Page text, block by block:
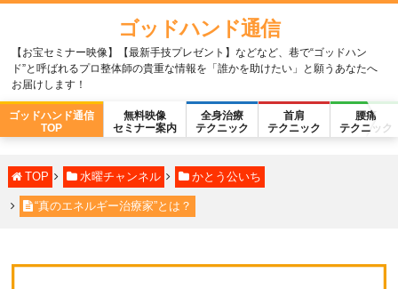
ゴッドハンド通信
【お宝セミナー映像】【最新手技プレゼント】などなど、巷で“ゴッドハン
ド”と呼ばれるプロ整体師の貴重な情報を「誰かを助けたい」と願うあなたへ
お届けします！
ゴッドハンド通信
TOP
無料映像
セミナー案内
全身治療
テクニック
首肩
テクニック
腰痛
テクニック
TOP 水曜チャンネル かとう公いち
“真のエネルギー治療家”とは？